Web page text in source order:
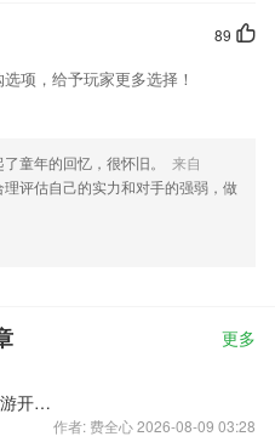
89
项，给予玩家更多选择！
童年的回忆，很怀旧。
来自
理评估自己的实力和对手的强弱，做
更多
iOS越狱首发即将开《伏魔者》手游开启新篇章
作者: 费全心 2026-08-09 03:28